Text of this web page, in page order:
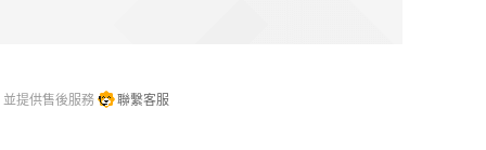
提供售後服務 聯繫客服